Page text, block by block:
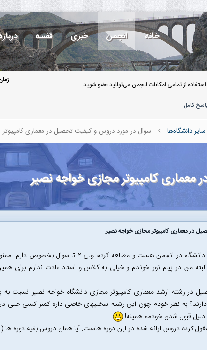
خانه انجمن خبری قفسه
از تمامی امکانات انجمن می‌توانید عضو شوید.
کامل
سایر دانشگاه‌ها سوال در مورد دروس و کیفیت تحصیل در معماری
کامپیوتر مجازی خواجه نصیر
در معماری کامپیوتر مجازی خواجه نصیر
مطالب زیادی در مورد همین دانشگاه در انجمن هست و
البته من در پیام نور خوندم و خیلی به کلاس و استاد عادت ندارم برای
در رشته ارشد معماری کامپیوتر مجازی دانشگاه خواجه نصیر نسبت به
به نظر خودم چون این رشته سختیهای خاصی داره کمتر کسی حتی در
قبول شدن خودمم همینه!
کرده دروس ارائه شده در این دوره هاست. آیا همان دروس بقیه دوره ها